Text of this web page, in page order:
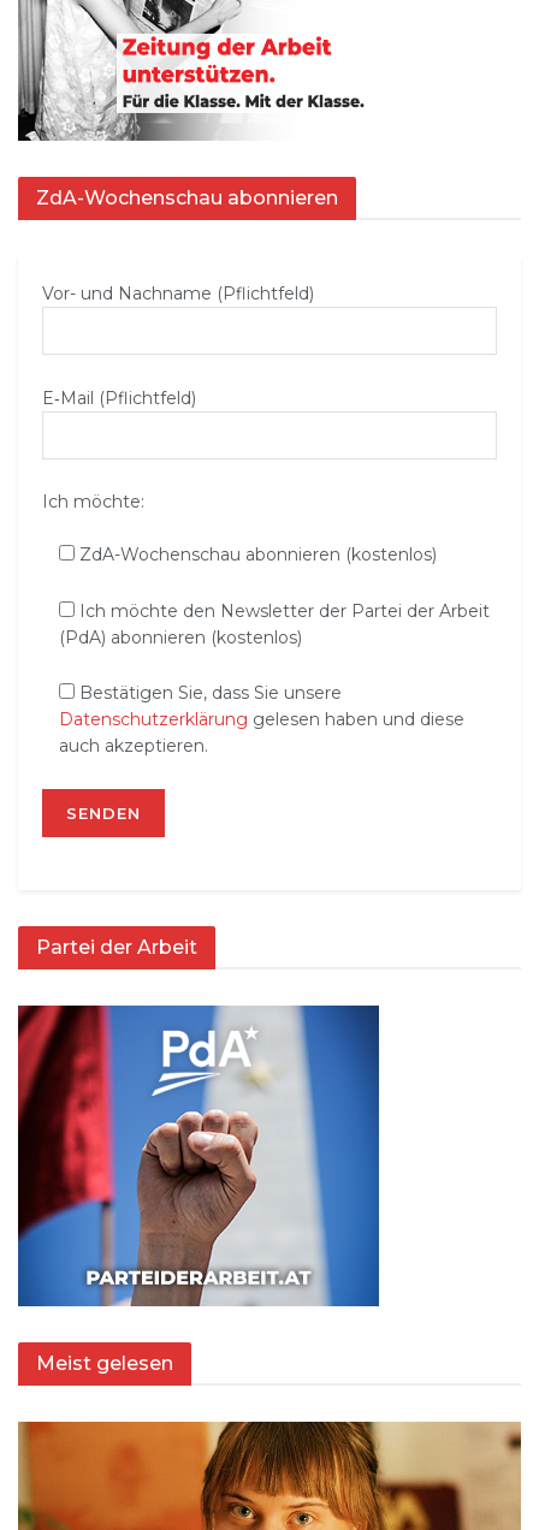
ZdA-Wochenschau abonnieren
Vor- und Nachname (Pflichtfeld)
E‑Mail (Pflichtfeld)
Ich möchte:
ZdA-Wochenschau abonnieren (kostenlos)
Ich möchte den Newsletter der Partei der Arbeit
(PdA) abonnieren (kostenlos)
Bestätigen Sie, dass Sie unsere
Datenschutzerklärung gelesen haben und diese
auch akzeptieren.
Partei der Arbeit
Meist gelesen